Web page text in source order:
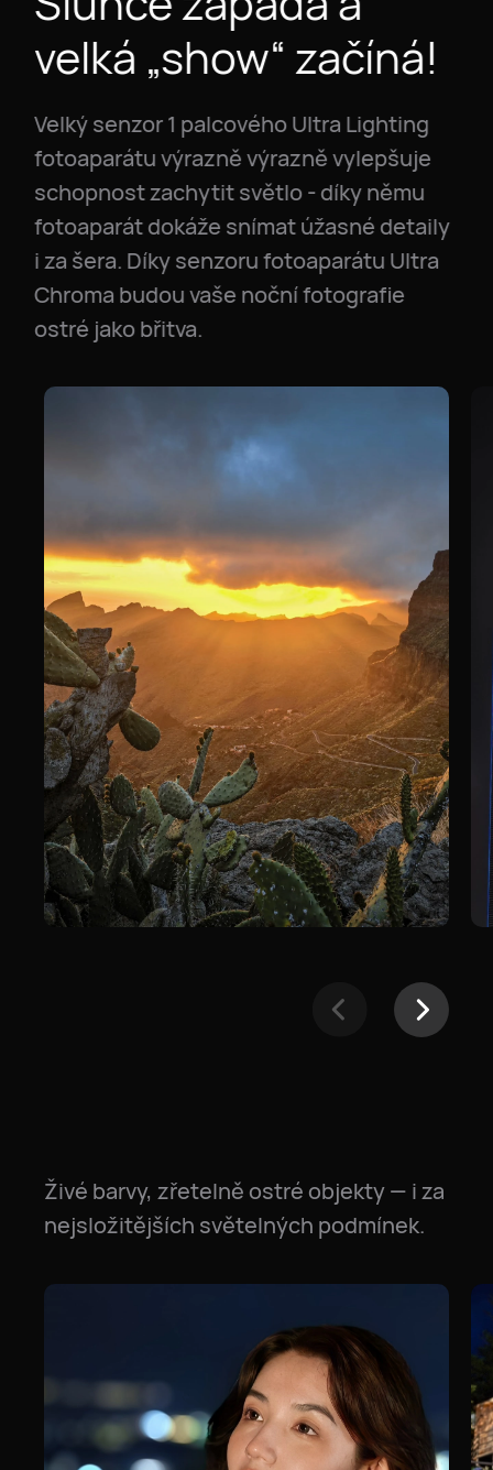
velká „show“ začíná!
Velký senzor 1 palcového Ultra Lighting
fotoaparátu výrazně výrazně vylepšuje
schopnost zachytit světlo - díky němu
fotoaparát dokáže snímat úžasné detaily
i za šera. Díky senzoru fotoaparátu Ultra
Chroma budou vaše noční fotografie
ostré jako břitva.
Živé barvy, zřetelně ostré objekty — i za
nejsložitějších světelných podmínek.